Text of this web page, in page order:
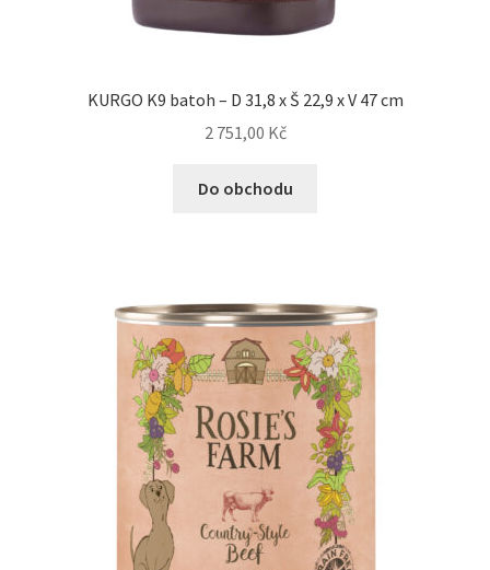
KURGO K9 batoh – D 31,8 x Š 22,9 x V 47 cm
2 751,00 Kč
Do obchodu